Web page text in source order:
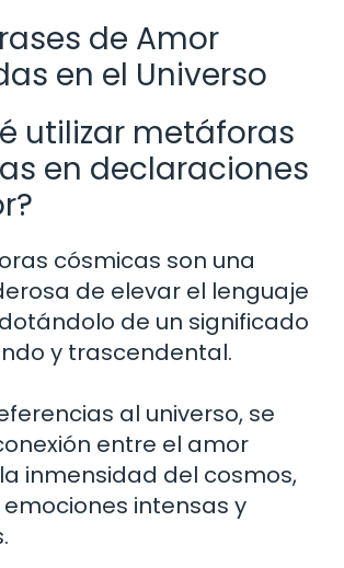
de Amor
en el Universo
utilizar metáforas
en declaraciones
cósmicas son una
de elevar el lenguaje
de un significado
y trascendental.
al universo, se
entre el amor
inmensidad del cosmos,
intensas y